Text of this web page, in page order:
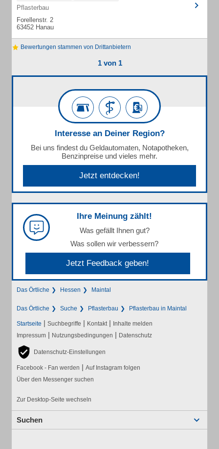
Pflasterbau
Forellenstr. 2
63452 Hanau
Bewertungen stammen von Drittanbietern
1 von 1
Interesse an Deiner Region?
Bei uns findest du Geldautomaten, Notapotheken,
Benzinpreise und vieles mehr.
Jetzt entdecken!
Ihre Meinung zählt!
Was gefällt Ihnen gut?
Was sollen wir verbessern?
Jetzt Feedback geben!
Das Örtliche Hessen Maintal
Das Örtliche Suche Pflasterbau Pflasterbau in Maintal
Startseite | Suchbegriffe | Kontakt | Inhalte melden
Impressum | Nutzungsbedingungen | Datenschutz
Datenschutz-Einstellungen
Facebook - Fan werden | Auf Instagram folgen
Über den Messenger suchen
Zur Desktop-Seite wechseln
Suchen